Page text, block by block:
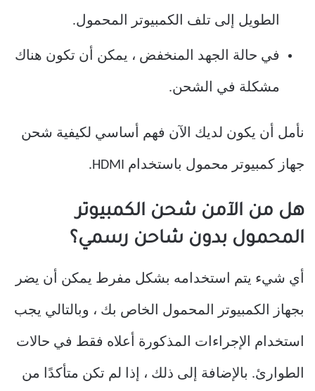
الطويل إلى تلف الكمبيوتر المحمول.
في حالة الجهد المنخفض ، يمكن أن تكون هناك
مشكلة في الشحن.
نأمل أن يكون لديك الآن فهم أساسي لكيفية شحن
جهاز كمبيوتر محمول باستخدام HDMI.
هل من الآمن شحن الكمبيوتر
المحمول بدون شاحن رسمي؟
أي شيء يتم استخدامه بشكل مفرط يمكن أن يضر
بجهاز الكمبيوتر المحمول الخاص بك ، وبالتالي يجب
استخدام الإجراءات المذكورة أعلاه فقط في حالات
الطوارئ. بالإضافة إلى ذلك ، إذا لم تكن متأكدًا من